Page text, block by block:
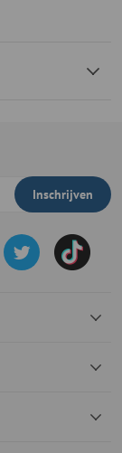
Inschrijven